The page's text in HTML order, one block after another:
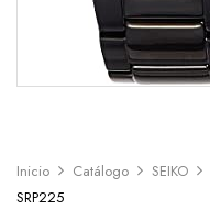
Inicio Catálogo SEIKO
SRP225